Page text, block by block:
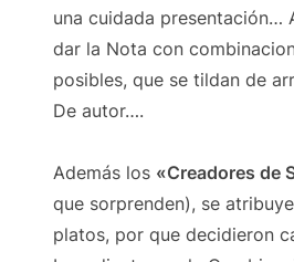
una cuidada presentación…
dar la Nota con
posibles, que se tildan de
De autor….
Además los «Creadores de
que sorprenden), se
platos, por que decidieron